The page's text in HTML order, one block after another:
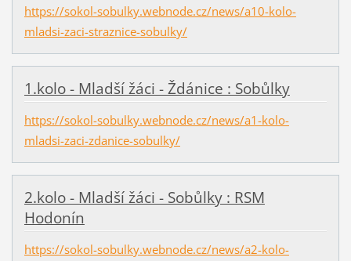
https://sokol-sobulky.webnode.cz/news/a10-kolo-
mladsi-zaci-straznice-sobulky/
1.kolo - Mladší žáci - Ždánice : Sobůlky
https://sokol-sobulky.webnode.cz/news/a1-kolo-
mladsi-zaci-zdanice-sobulky/
2.kolo - Mladší žáci - Sobůlky : RSM
Hodonín
https://sokol-sobulky.webnode.cz/news/a2-kolo-